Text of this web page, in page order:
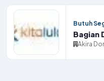
Butuh
Bagian
Akira